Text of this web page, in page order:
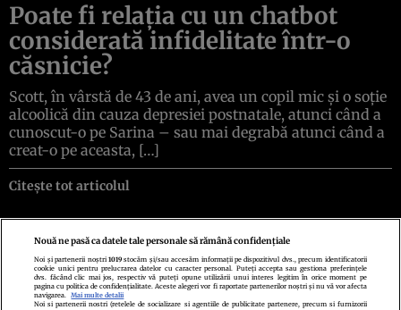
Poate fi relația cu un chatbot
considerată infidelitate într-o
căsnicie?
Scott, în vârstă de 43 de ani, avea un copil mic și o soție
alcoolică din cauza depresiei postnatale, atunci când a
cunoscut-o pe Sarina – sau mai degrabă atunci când a
creat-o pe aceasta, […]
Citește tot articolul
Politica de confidenţialitatePolitica de cookiesTermeni şi condiţii
Echipa redacționalăContactSetări Cookies
Nouă ne pasă ca datele tale personale să rămână confidențiale
Noi și partenerii noștri1019 stocăm și/sau accesăm informații pe dispozitivul dvs., precum identificatorii
cookie unici pentru prelucrarea datelor cu caracter personal. Puteți accepta sau gestiona preferințele
dvs. făcând clic mai jos, respectiv vă puteți opune utilizării unui interes legitim în orice moment pe
pagina cu politica de confidențialitate. Aceste alegeri vor fi raportate partenerilor noștri și nu vă vor afecta
navigarea.
Mai multe detalii
Noi si partenerii nostri (retelele de socializare si agentiile de publicitate partenere, precum si furnizorii